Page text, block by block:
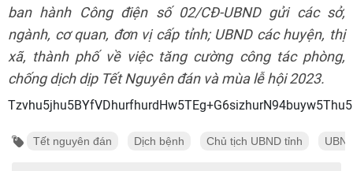
ban hành Công điện số 02/CĐ-UBND gửi các sở,
ngành, cơ quan, đơn vị cấp tỉnh; UBND các huyện, thị
xã, thành phố về việc tăng cường công tác phòng,
chống dịch dịp Tết Nguyên đán và mùa lễ hội 2023.
Tết nguyên đán Dịch bệnh Chủ tịch UBND tỉnh